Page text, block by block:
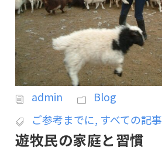
admin
Blog
ご参考までに, すべての記事
遊牧民の家庭と習慣